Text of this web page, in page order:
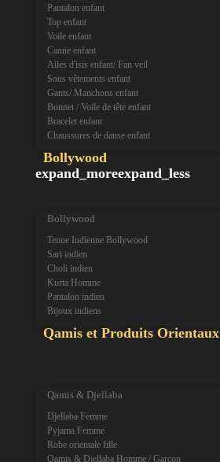
Pantalon enfant
Top enfant
Voile enfant
Canne enfant
Ailes d'isis enfant/ Fan veil
Sous vêtements enfant
Gants/ Manchons enfant
Bonnet / Voile de tête enfant
Bracelet enfant
Chaussures de danse enfant
Bollywood
expand_moreexpand_less
Bollywood
Tenue Indienne Bollywood
Sari indien
Choli indien
Kurta Homme
Pantalon indien
Bijoux indiens
Qamis et Produits Orientaux
Qamis & Djellaba
Djellaba Femme
Pyjama Femme
Robe orientale fille
Qamis & Djellaba Homme / Garçon